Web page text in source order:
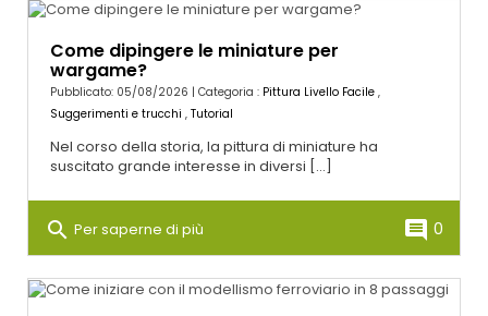
Come dipingere le miniature per
wargame?
Pubblicato: 05/08/2026 | Categoria : Pittura Livello Facile ,
Suggerimenti e trucchi , Tutorial
Nel corso della storia, la pittura di miniature ha
suscitato grande interesse in diversi [...]
search Per saperne di più comment 0